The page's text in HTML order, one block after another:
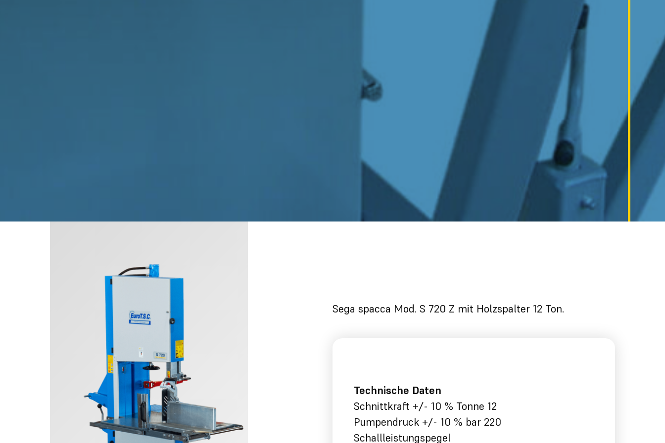
Sega spacca Mod. S 720 Z mit Holzspalter 12 Ton.
Technische Daten
Schnittkraft +/- 10 % Tonne 12
Pumpendruck +/- 10 % bar 220
Schallleistungspegel